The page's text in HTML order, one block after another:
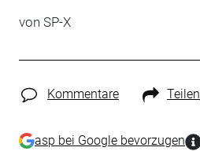
von SP-X
Kommentare Teilen
asp bei Google bevorzugen